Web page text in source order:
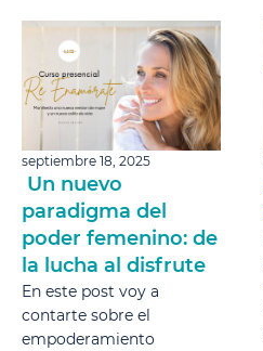
septiembre 18, 2025
Un nuevo
paradigma del
poder femenino: de
la lucha al disfrute
En este post voy a
contarte sobre el
empoderamiento